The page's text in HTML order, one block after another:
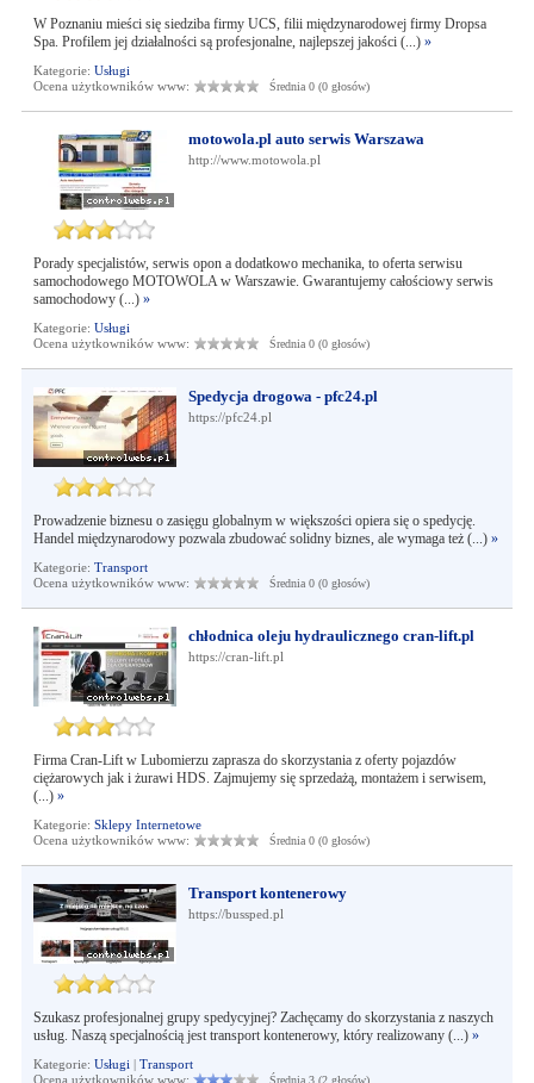
W Poznaniu mieści się siedziba firmy UCS, filii międzynarodowej firmy Dropsa
Spa. Profilem jej działalności są profesjonalne, najlepszej jakości (...) »
Kategorie: Usługi
Ocena użytkowników www:
Średnia 0 (0 głosów)
motowola.pl auto serwis Warszawa
http://www.motowola.pl
Porady specjalistów, serwis opon a dodatkowo mechanika, to oferta serwisu
samochodowego MOTOWOLA w Warszawie. Gwarantujemy całościowy serwis
samochodowy (...) »
Kategorie: Usługi
Ocena użytkowników www:
Średnia 0 (0 głosów)
Spedycja drogowa - pfc24.pl
https://pfc24.pl
Prowadzenie biznesu o zasięgu globalnym w większości opiera się o spedycję.
Handel międzynarodowy pozwala zbudować solidny biznes, ale wymaga też (...) »
Kategorie: Transport
Ocena użytkowników www:
Średnia 0 (0 głosów)
chłodnica oleju hydraulicznego cran-lift.pl
https://cran-lift.pl
Firma Cran-Lift w Lubomierzu zaprasza do skorzystania z oferty pojazdów
ciężarowych jak i żurawi HDS. Zajmujemy się sprzedażą, montażem i serwisem,
(...) »
Kategorie: Sklepy Internetowe
Ocena użytkowników www:
Średnia 0 (0 głosów)
Transport kontenerowy
https://bussped.pl
Szukasz profesjonalnej grupy spedycyjnej? Zachęcamy do skorzystania z naszych
usług. Naszą specjalnością jest transport kontenerowy, który realizowany (...) »
Kategorie: Usługi | Transport
Ocena użytkowników www:
Średnia 3 (2 głosów)